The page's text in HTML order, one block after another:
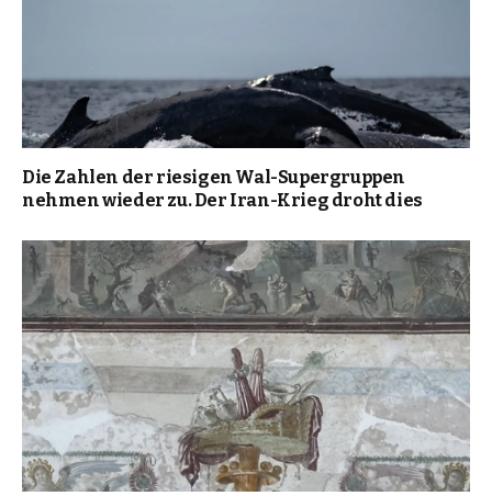
Die Zahlen der riesigen Wal-Supergruppen
nehmen wieder zu. Der Iran-Krieg droht dies